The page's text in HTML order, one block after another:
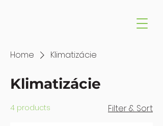
Home Klimatizácie
Klimatizácie
4 products Filter & Sort